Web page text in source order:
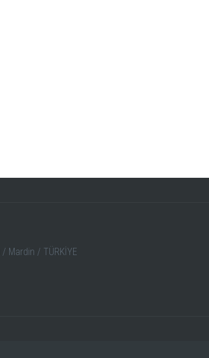
Mardin / TÜRKİYE